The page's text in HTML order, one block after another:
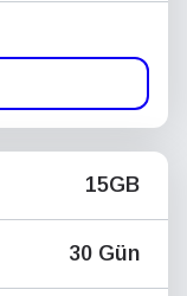
15GB
30 Gün